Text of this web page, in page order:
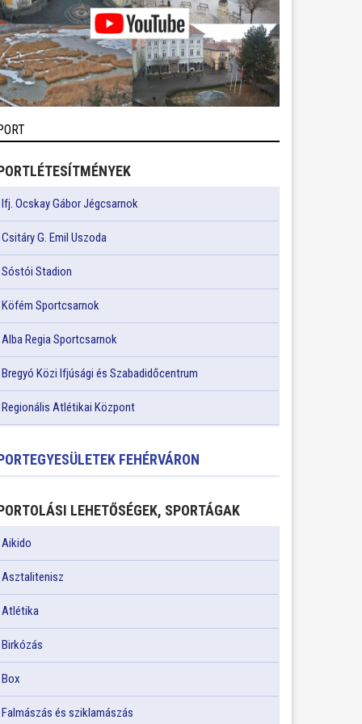
Ifj. Ocskay Gábor Jégcsarnok
Csitáry G. Emil Uszoda
Sóstói Stadion
Köfém Sportcsarnok
Alba Regia Sportcsarnok
Bregyó Közi Ifjúsági és Szabadidőcentrum
Regionális Atlétikai Központ
FEHÉRVÁRON
LEHETŐSÉGEK, SPORTÁGAK
Aikido
Asztalitenisz
Atlétika
Birkózás
Box
Falmászás és sziklamászás